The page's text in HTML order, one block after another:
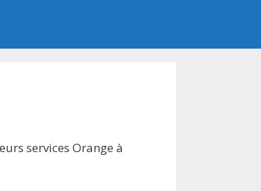
services Orange à